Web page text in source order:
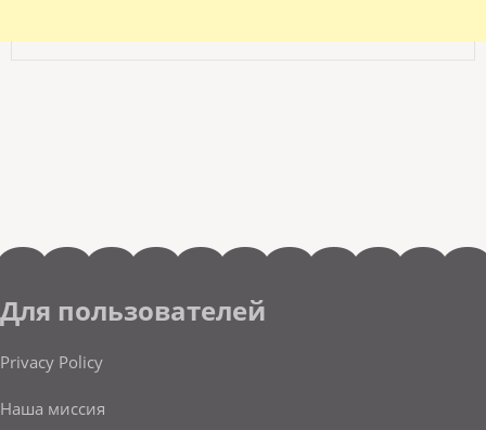
Для пользователей
Privacy Policy
Наша миссия